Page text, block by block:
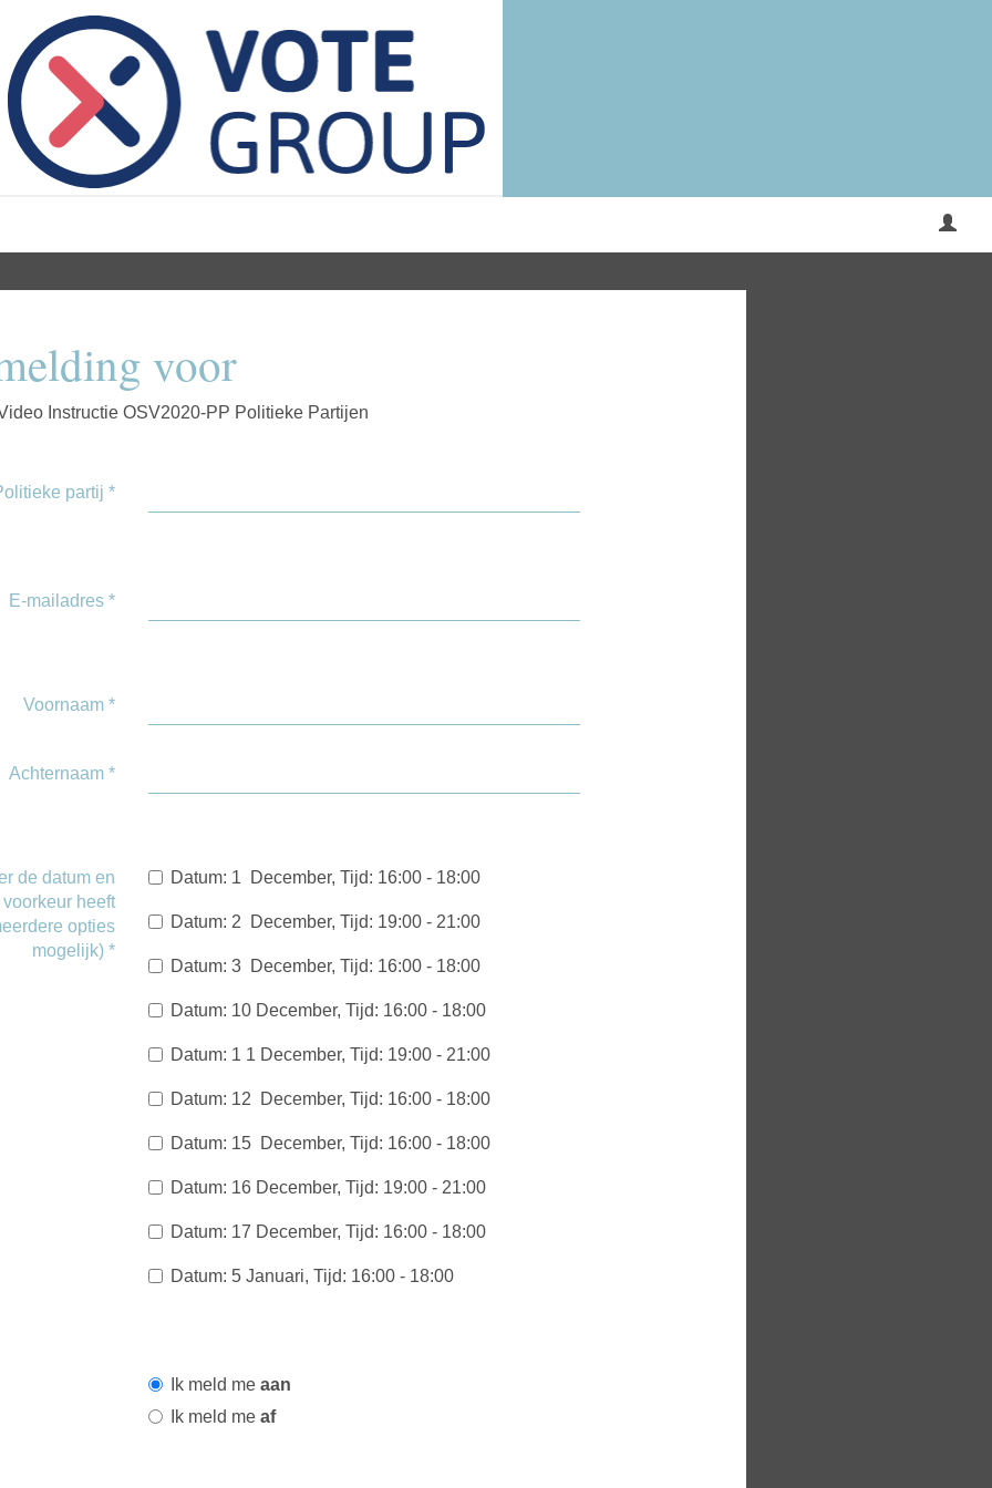
voor
Instructie OSV2020-PP Politieke Partijen
partij *
E-mailadres *
Voornaam *
Achternaam *
de datum en
heeft
opties
mogelijk) *
Datum: 1 December, Tijd: 16:00 - 18:00
Datum: 2 December, Tijd: 19:00 - 21:00
Datum: 3 December, Tijd: 16:00 - 18:00
Datum: 10 December, Tijd: 16:00 - 18:00
Datum: 1 1 December, Tijd: 19:00 - 21:00
Datum: 12 December, Tijd: 16:00 - 18:00
Datum: 15 December, Tijd: 16:00 - 18:00
Datum: 16 December, Tijd: 19:00 - 21:00
Datum: 17 December, Tijd: 16:00 - 18:00
Datum: 5 Januari, Tijd: 16:00 - 18:00
Ik meld me aan
Ik meld me af